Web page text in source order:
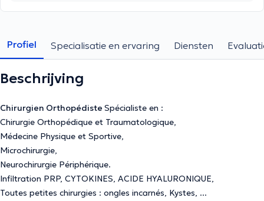
Profiel Specialisatie en ervaring Diensten
Beschrijving
Chirurgien Orthopédiste Spécialiste en :
Chirurgie Orthopédique et Traumatologique,
Médecine Physique et Sportive,
Microchirurgie,
Neurochirurgie Périphérique.
Infiltration PRP, CYTOKINES, ACIDE HYALURONIQUE,
Toutes petites chirurgies : ongles incarnés, Kystes, ...